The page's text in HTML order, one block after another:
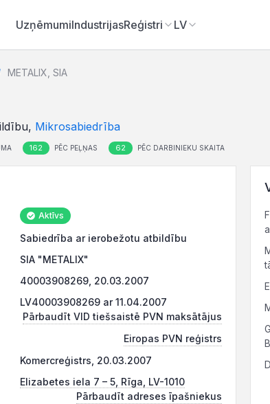
UzņēmumiIndustrijasReģistri LV
METALIX, SIA
Mikrosabiedrība
162 PĒC PEĻŅAS 62 PĒC DARBINIEKU SKAITA
Aktīvs
Sabiedrība ar ierobežotu atbildību
SIA "METALIX"
40003908269, 20.03.2007
LV40003908269 ar 11.04.2007
Pārbaudīt VID tiešsaistē PVN maksātājus
Eiropas PVN reģistrs
Komercreģistrs, 20.03.2007
Elizabetes iela 7 – 5, Rīga, LV-1010
Pārbaudīt adreses īpašniekus